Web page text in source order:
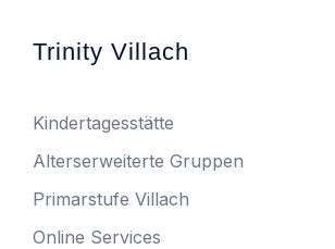
Trinity Villach
Kindertagesstätte
Alterserweiterte Gruppen
Primarstufe Villach
Online Services